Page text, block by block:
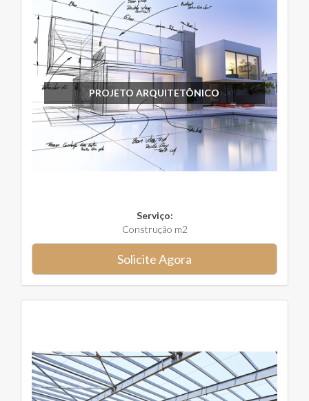
PROJETO ARQUITETÔNICO
Serviço:
Construção m2
Solicite Agora